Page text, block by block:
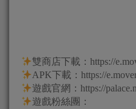
雙商店下載：https://
APK下載：https://
遊戲官網：https://
遊戲粉絲團：